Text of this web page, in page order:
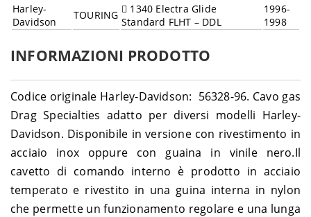
Harley-
Davidson
TOURING
1340 Electra Glide
Standard FLHT – DDL
1996-
1998
INFORMAZIONI PRODOTTO
Codice originale Harley-Davidson: 56328-96. Cavo gas
Drag Specialties adatto per diversi modelli Harley-
Davidson. Disponibile in versione con rivestimento in
acciaio inox oppure con guaina in vinile nero.Il
cavetto di comando interno è prodotto in acciaio
temperato e rivestito in una guina interna in nylon
che permette un funzionamento regolare e una lunga